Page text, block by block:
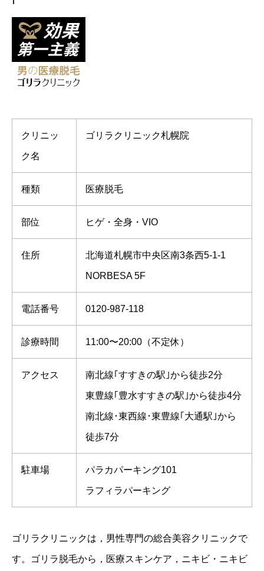
クリニッ
ク名
ゴリラクリニック札幌院
種類 医療脱毛
部位 ヒゲ・全身・VIO
住所 北海道札幌市中央区南3条西5-1-1
NORBESA 5F
電話番号 0120-987-118
診療時間 11:00〜20:00（不定休）
アクセス 南北線｢すすきの駅｣から徒歩2分
東豊線｢豊水すすきの駅｣から徒歩4分
南北線･東西線･東豊線｢大通駅｣から
徒歩7分
駐車場 パラカパーキング101
ラフィラパーキング
ゴリラクリニックは，男性専門の総合美容クリニックで
す。ゴリラ脱毛から，医療スキンケア，ニキビ・ニキビ